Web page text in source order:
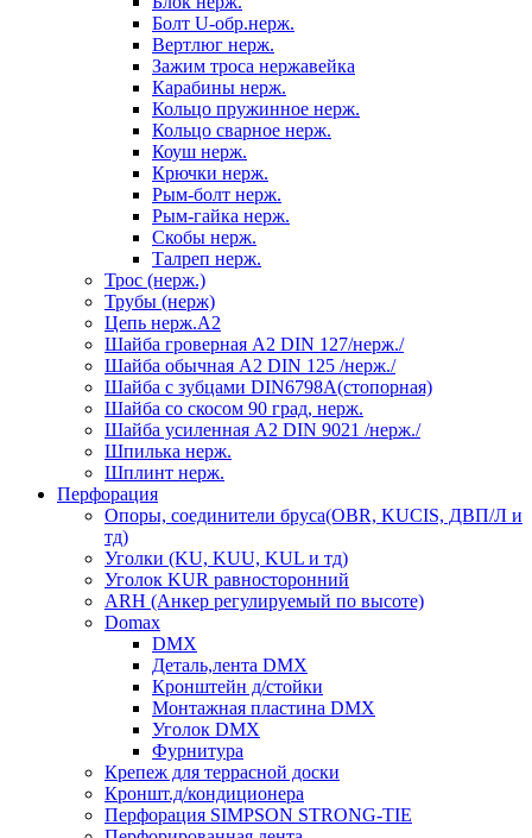
Болт U-обр.нерж.
Вертлюг нерж.
Зажим троса нержавейка
Карабины нерж.
Кольцо пружинное нерж.
Кольцо сварное нерж.
Коуш нерж.
Крючки нерж.
Рым-болт нерж.
Рым-гайка нерж.
Скобы нерж.
Талреп нерж.
Трос (нерж.)
Трубы (нерж)
Цепь нерж.А2
Шайба гроверная А2 DIN 127/нерж./
Шайба обычная А2 DIN 125 /нерж./
Шайба с зубцами DIN6798А(стопорная)
Шайба со скосом 90 град, нерж.
Шайба усиленная А2 DIN 9021 /нерж./
Шпилька нерж.
Шплинт нерж.
Перфорация
Опоры, соединители бруса(OBR, KUCIS, ДВП/Л и
тд)
Уголки (KU, KUU, KUL и тд)
Уголок KUR равносторонний
ARH (Анкер регулируемый по высоте)
Domax
DMX
Деталь,лента DMX
Кронштейн д/стойки
Монтажная пластина DMX
Уголок DMX
Фурнитура
Крепеж для террасной доски
Кроншт.д/кондиционера
Перфорация SIMPSON STRONG-TIE